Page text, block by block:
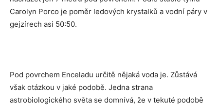
Carolyn Porco je poměr ledových krystalků a vodní páry v
gejzírech asi 50:50.
Pod povrchem Enceladu určitě nějaká voda je. Zůstává
však otázkou v jaké podobě. Jedna strana
astrobiologického světa se domnívá, že v tekuté podobě